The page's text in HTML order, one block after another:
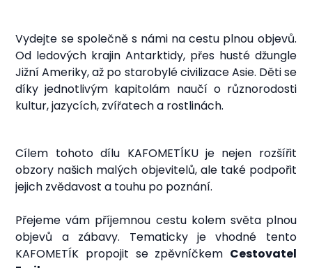
Vydejte se společně s námi na cestu plnou objevů.
Od ledových krajin Antarktidy, přes husté džungle
Jižní Ameriky, až po starobylé civilizace Asie. Děti se
díky jednotlivým kapitolám naučí o různorodosti
kultur, jazycích, zvířatech a rostlinách.
Cílem tohoto dílu KAFOMETÍKU je nejen rozšířit
obzory našich malých objevitelů, ale také podpořit
jejich zvědavost a touhu po poznání.
Přejeme vám příjemnou cestu kolem světa plnou
objevů a zábavy. Tematicky je vhodné tento
KAFOMETÍK propojit se zpěvníčkem Cestovatel